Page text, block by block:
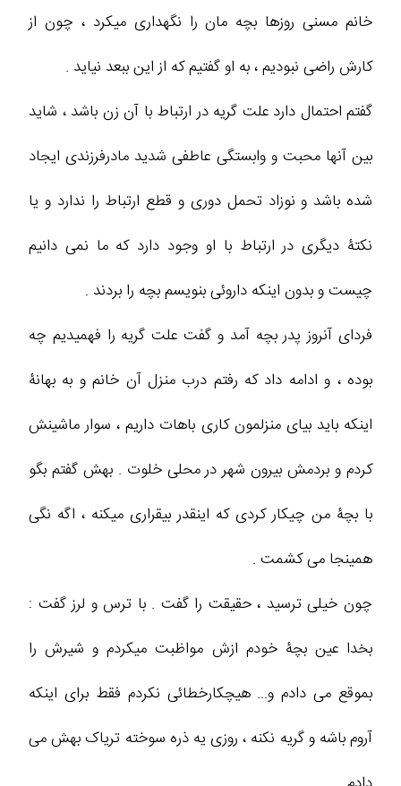
خانم مسنی روزها بچه مان را نگهداری میکرد ، چون از
کارش راضی نبودیم ، به او گفتیم که از این ببعد نیاید .
گفتم احتمال دارد علت گریه در ارتباط با آن زن باشد ، شاید
بین آنها محبت و وابستگی عاطفی شدید مادرفرزندی ایجاد
شده باشد و نوزاد تحمل دوری و قطع ارتباط را ندارد و یا
نکتۀ دیگری در ارتباط با او وجود دارد که ما نمی دانیم
چیست و بدون اینکه داروئی بنویسم بچه را بردند .
فردای آنروز پدر بچه آمد و گفت علت گریه را فهمیدیم چه
بوده ، و ادامه داد که رفتم درب منزل آن خانم و به بهانۀ
اینکه باید بیای منزلمون کاری باهات داریم ، سوار ماشینش
کردم و بردمش بیرون شهر در محلی خلوت . بهش گفتم بگو
با بچۀ من چیکار کردی که اینقدر بیقراری میکنه ، اگه نگی
همینجا می کشمت .
چون خیلی ترسید ، حقیقت را گفت . با ترس و لرز گفت :
بخدا عین بچۀ خودم ازش مواظبت میکردم و شیرش را
بموقع می دادم و... هیچکارخطائی نکردم فقط برای اینکه
آروم باشه و گریه نکنه ، روزی یه ذره سوخته تریاک بهش می